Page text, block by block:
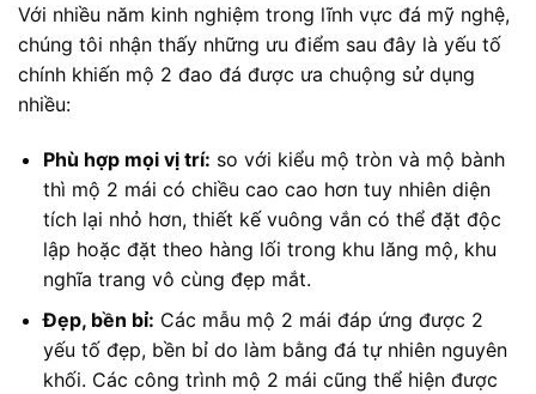
Với nhiều năm kinh nghiệm trong lĩnh vực đá mỹ nghệ,
chúng tôi nhận thấy những ưu điểm sau đây là yếu tố
chính khiến mộ 2 đao đá được ưa chuộng sử dụng
nhiều:
Phù hợp mọi vị trí: so với kiểu mộ tròn và mộ bành
thì mộ 2 mái có chiều cao cao hơn tuy nhiên diện
tích lại nhỏ hơn, thiết kế vuông vắn có thể đặt độc
lập hoặc đặt theo hàng lối trong khu lăng mộ, khu
nghĩa trang vô cùng đẹp mắt.
Đẹp, bền bỉ: Các mẫu mộ 2 mái đáp ứng được 2
yếu tố đẹp, bền bỉ do làm bằng đá tự nhiên nguyên
khối. Các công trình mộ 2 mái cũng thể hiện được